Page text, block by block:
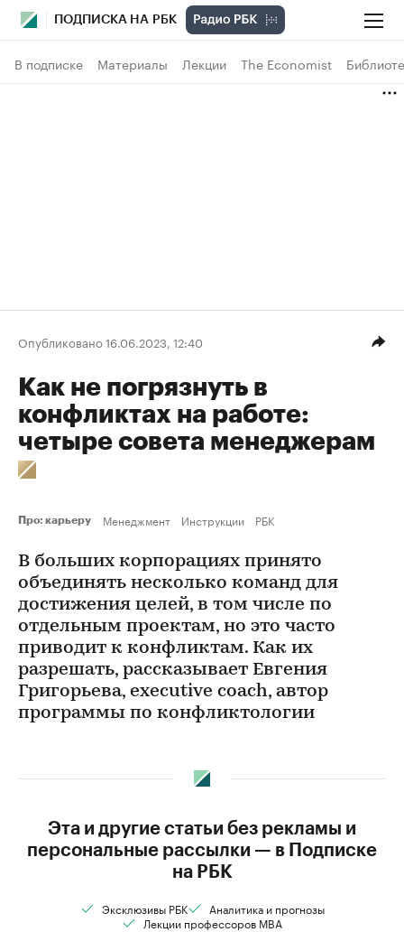
ПОДПИСКА НА РБК
В подписке Материалы Лекции The Economist
Опубликовано 16.06.2023, 12:40
Как не погрязнуть в
конфликтах на работе:
четыре совета менеджерам
Про: карьеру Менеджмент Инструкции РБК
В больших корпорациях принято
объединять несколько команд для
достижения целей, в том числе по
отдельным проектам, но это часто
приводит к конфликтам. Как их
разрешать, рассказывает Евгения
Григорьева, executive coach, автор
программы по конфликтологии
Эта и другие статьи без рекламы и
персональные рассылки — в Подписке
на РБК
Эксклюзивы РБК
Аналитика и прогнозы
Лекции профессоров MBA